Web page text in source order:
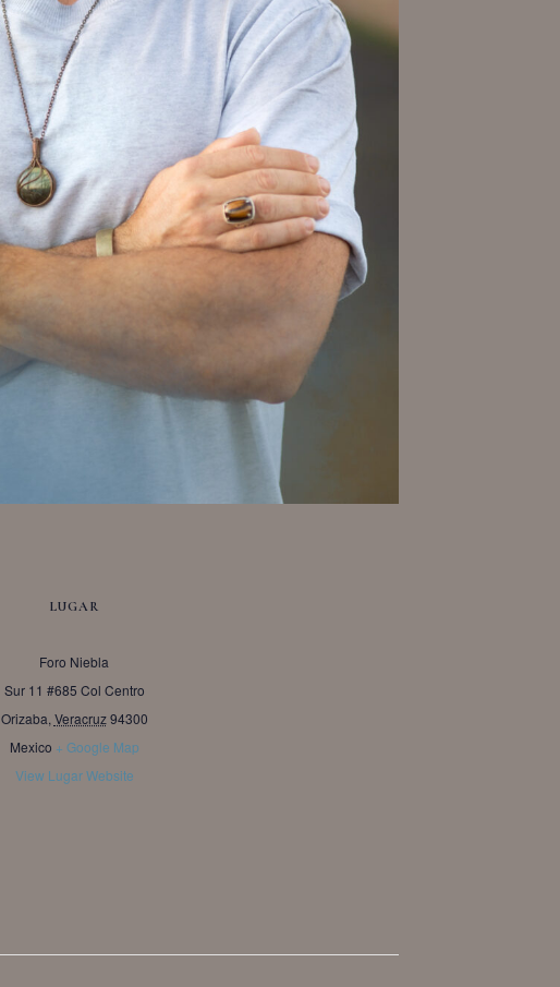
LUGAR
Foro Niebla
Sur 11 #685 Col Centro
Orizaba, Veracruz 94300
Mexico + Google Map
View Lugar Website